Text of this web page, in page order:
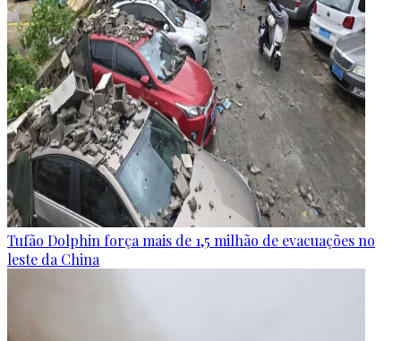
Tufão Dolphin força mais de 1,5 milhão de evacuações no
leste da China